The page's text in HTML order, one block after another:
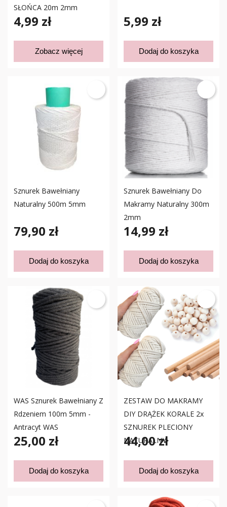
SŁOŃCA 20m 2mm
4,99 zł
Zobacz więcej
5,99 zł
Dodaj do koszyka
Sznurek Bawełniany
Naturalny 500m 5mm
79,90 zł
Dodaj do koszyka
Sznurek Bawełniany Do
Makramy Naturalny 300m
2mm
14,99 zł
Dodaj do koszyka
WAS Sznurek Bawełniany Z
Rdzeniem 100m 5mm -
Antracyt WAS
25,00 zł
Dodaj do koszyka
ZESTAW DO MAKRAMY
DIY DRĄŻEK KORALE 2x
SZNUREK PLECIONY
NATURALNY
44,00 zł
Dodaj do koszyka